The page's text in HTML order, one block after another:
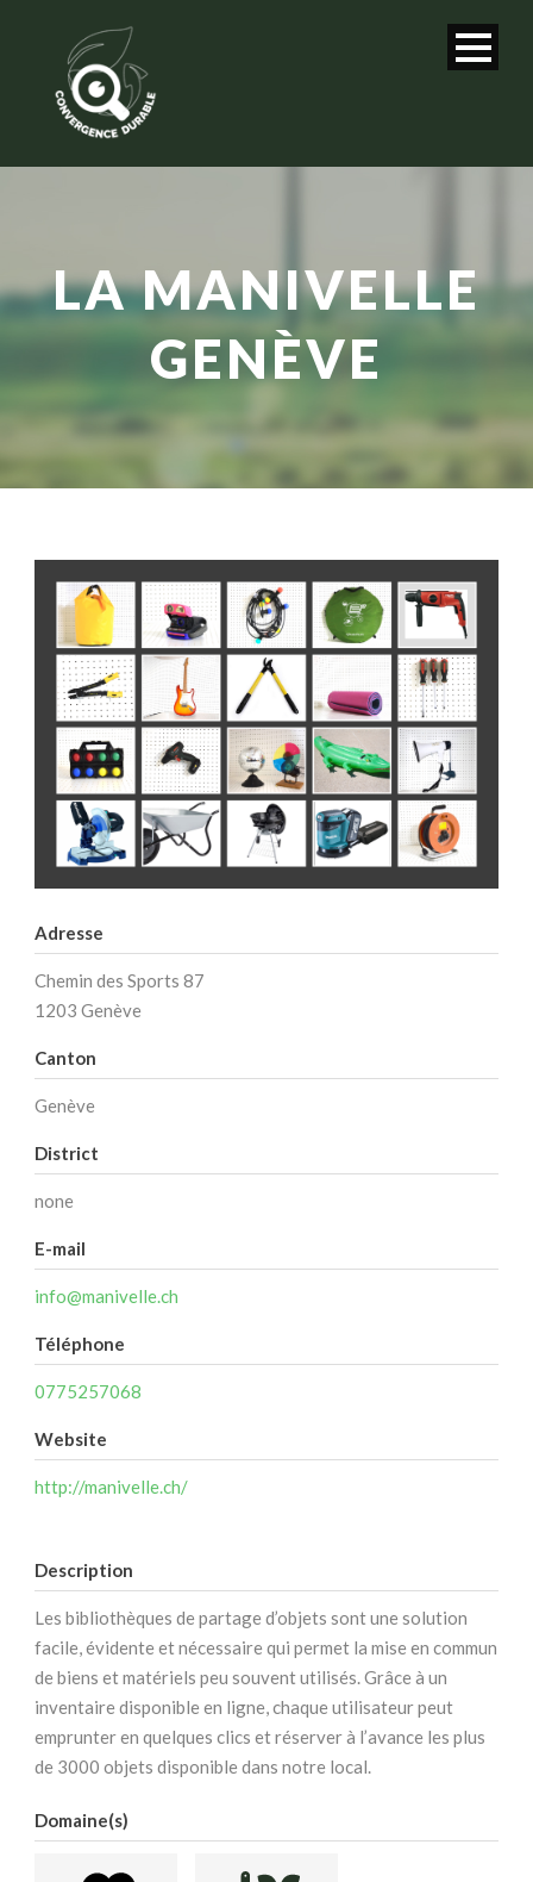
LA MANIVELLE
GENÈVE
Adresse
Chemin des Sports 87
1203 Genève
Canton
Genève
District
none
E-mail
info@manivelle.ch
Téléphone
0775257068
Website
http://manivelle.ch/
Description
Les bibliothèques de partage d’objets sont une solution
facile, évidente et nécessaire qui permet la mise en commun
de biens et matériels peu souvent utilisés. Grâce à un
inventaire disponible en ligne, chaque utilisateur peut
emprunter en quelques clics et réserver à l’avance les plus
de 3000 objets disponible dans notre local.
Domaine(s)